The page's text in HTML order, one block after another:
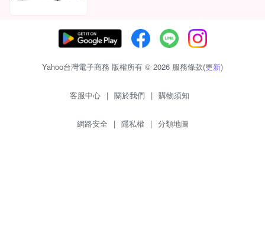
Yahoo台灣電子商務 版權所有 © 2026 服務條款(更新)
客服中心 | 關於我們 | 購物須知
網路安全 | 隱私權 | 分類地圖